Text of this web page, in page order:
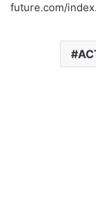
future.com/